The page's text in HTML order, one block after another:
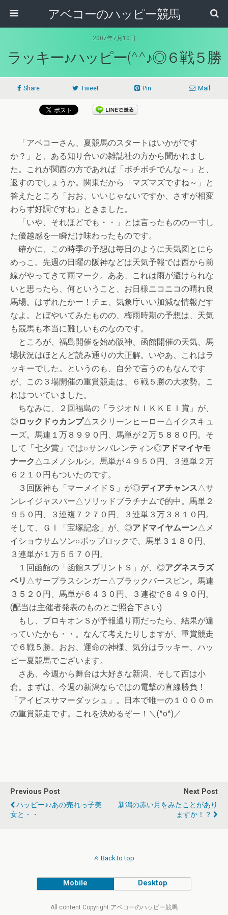
アベコーのハッピー競馬
2007年7月10日
ラッキー♪ハッピー(^^♪◎６戦５勝
Share Tweet Pin Mail
「アベコーさん、夏競馬のスタートはいかがです
か？」と、ある知り合いの雑誌社の方から聞かれまし
た。これが関西の方であれば「ボチボチでんな～」と、
返すのでしょうか。関東だから「マズマズですね～」と
答えたところ「おお、いいじゃないですか、さすが相変
わらず好調ですね」ときました。
「いや、それほどでも・・」とは言ったものの一寸し
た優越感を一瞬だけ味わったものです。
確かに、この時季の予想は毎日のように天気図とにら
めっこ。先週の日曜の阪神などは天気予報では西から前
線がやってきて雨マーク。ああ、これは雨が避けられな
いと思ったら、何ということ、お日様ニコニコの晴れ良
馬場。はずれたかー！チェ、気象庁いい加減な情報だす
なよ。とぼやいてみたものの、梅雨時期の予想は、天気
も競馬も本当に難しいものなのです。
ところが、福島開催を始め阪神、函館開催の天気、馬
場状況はほとんど読み通りの大正解。いやあ、これはラ
ッキーでした。というのも、自分で言うのもなんです
が、この３場開催の重賞競走は、６戦５勝の大攻勢。こ
れはついていました。
ちなみに、２回福島の「ラジオＮＩＫＫＥＩ賞」が、
◎ロックドゥカンプ△スクリーンヒーロー△イクスキュ
ーズ。馬連１万８９９０円、馬単が２万５８８０円。そ
して「七夕賞」では○サンバレンティン◎アドマイヤモ
ナーク △ユメノシルシ。馬単が４９５０円、３連単２万
６２１０円もついたのです。
３回阪神も「マーメイドＳ」が◎ディアチャンス△サ
ンレイジャスパー△ソリッドプラチナムで的中。馬単２
９５０円、３連複７２７０円、３連単３万３８１０円。
そして、ＧⅠ「宝塚記念」が、◎アドマイヤムーン△メ
イショウサムソン○ポップロックで、馬単３１８０円、
３連単が１万５５７０円。
１回函館の「函館スプリントＳ」が、◎アグネスラズ
ベリ △サープラスシンガー△ブラックバースピン。馬連
３５２０円、馬単が６４３０円、３連複で８４９０円。
(配当は主催者発表のものとご照合下さい)
もし、プロキオンＳが予報通り雨だったら、結果が違
っていたかも・・。なんて考えたりしますが、重賞競走
で６戦５勝。おお、運命の神様、気分はラッキー、ハッ
ピー夏競馬でございます。
さあ、今週から舞台は大好きな新潟、そして西は小
倉。まずは、今週の新潟ならではの電撃の直線勝負！
「アイビスサマーダッシュ」。日本で唯一の１０００ｍ
の重賞競走です。これを決めるぞー！＼(^o^)／
Previous Post
ハッピー♪♪あの売れっ子美
女と・・
Next Post
新潟の赤い月をみたことがあり
ますか！？
Back to top
Mobile Desktop
All content Copyright アベコーのハッピー競馬